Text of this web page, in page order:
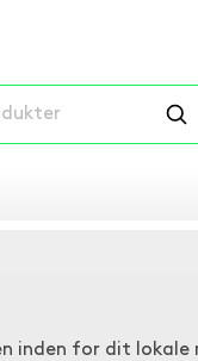
inden for dit